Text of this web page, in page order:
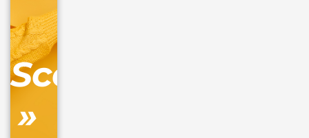
Scopri
»